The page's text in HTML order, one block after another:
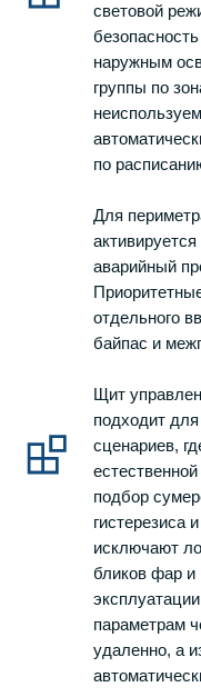
световой
наружным
группы по
по
Для
аварийный
отдельного
байпас и
Щит
подходит
сценариев,
подбор
гистерезиса
исключают
бликов фар
параметрам
удаленно, а